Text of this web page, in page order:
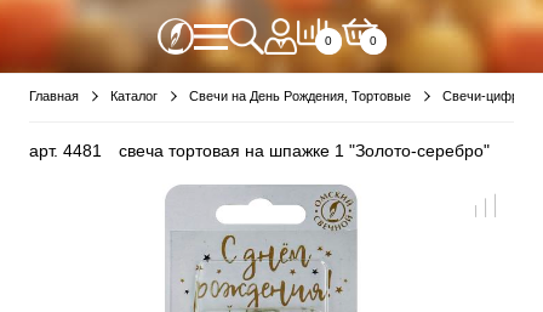
0 0
Главная Каталог Свечи на День Рождения, Тортовые Свечи-цифры
арт.4481 свеча тортовая на шпажке 1 "Золото-серебро"